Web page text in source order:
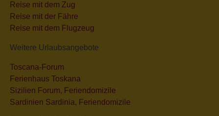
Reise mit dem Zug
Reise mit der Fähre
Reise mit dem Flugzeug
Weitere Urlaubsangebote
Toscana-Forum
Ferienhaus Toskana
Sizilien Forum, Feriendomizile
Sardinien Sardinia, Feriendomizile